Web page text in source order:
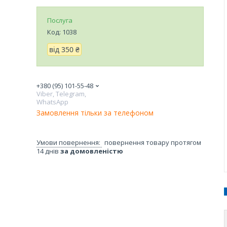
Послуга
Код: 1038
від 350 ₴
+380 (95) 101-55-48
Viber, Telegram,
WhatsApp
Замовлення тільки за телефоном
повернення товару протягом
14 днів за домовленістю